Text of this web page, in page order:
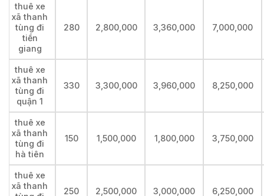
thuê xe
xã thanh
tùng đi
tiền
giang
280 2,800,000 3,360,000 7,000,000
thuê xe
xã thanh
tùng đi
quận 1
330 3,300,000 3,960,000 8,250,000
thuê xe
xã thanh
tùng đi
hà tiên
150 1,500,000 1,800,000 3,750,000
thuê xe
xã thanh
250 2,500,000 3,000,000 6,250,000